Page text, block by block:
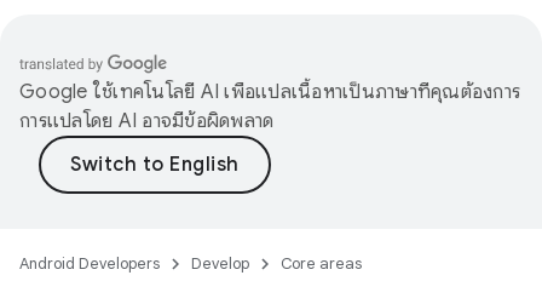
Google ใช้เทคโนโลยี AI เพื่อแปลเนื้อหาเป็นภาษาที่คุณต้องการ
การแปลโดย AI อาจมีข้อผิดพลาด
Android Developers Develop
Core areas